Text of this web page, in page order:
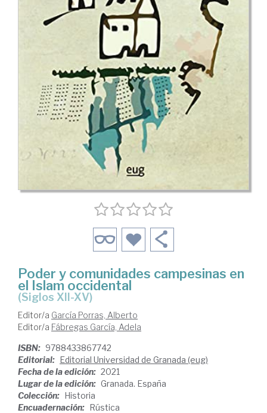
Poder y comunidades campesinas en
el Islam occidental
(siglos XII-XV)
Editor/a García Porras, Alberto
Editor/a Fábregas García, Adela
ISBN: 9788433867742
Editorial: Editorial Universidad de Granada (eug)
Fecha de la edición: 2021
Lugar de la edición: Granada. España
Colección: Historia
Encuadernación: Rústica